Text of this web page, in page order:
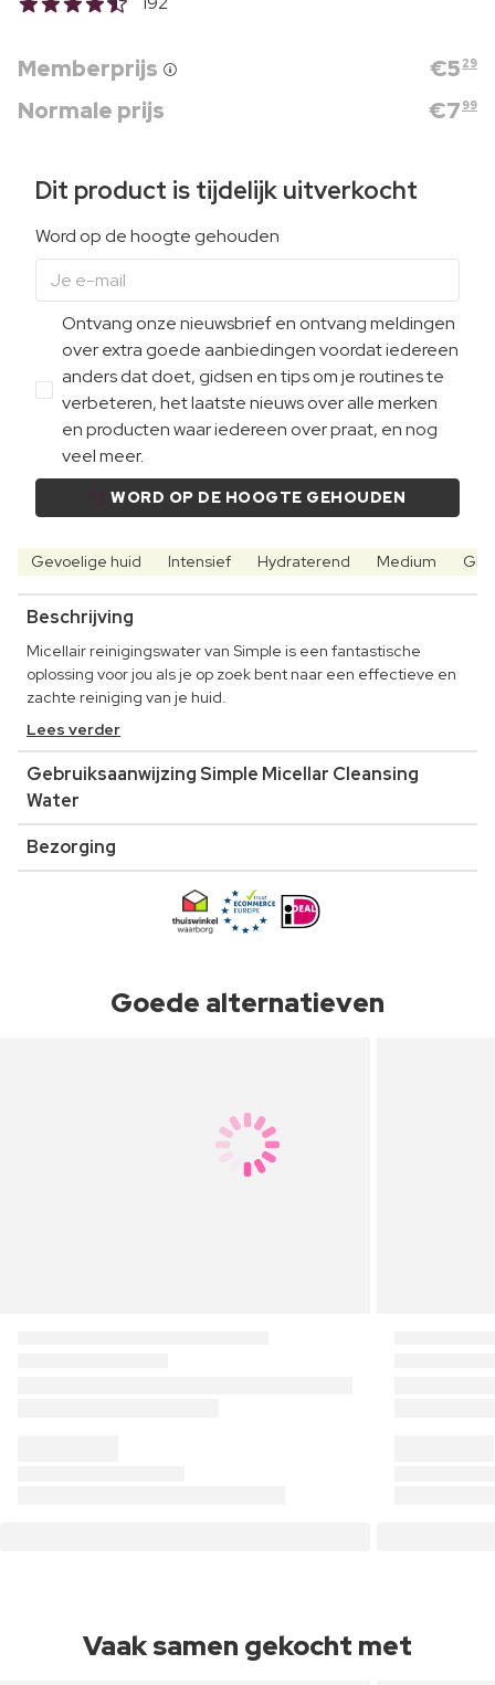
Memberprijs €5 29
Normale prijs €7 99
Dit product is tijdelijk uitverkocht
Word op de hoogte gehouden
Ontvang onze nieuwsbrief en ontvang meldingen
over extra goede aanbiedingen voordat iedereen
anders dat doet, gidsen en tips om je routines te
verbeteren, het laatste nieuws over alle merken
en producten waar iedereen over praat, en nog
veel meer.
WORD OP DE HOOGTE GEHOUDEN
Gevoelige huid Intensief Hydraterend Medium
Beschrijving
Micellair reinigingswater van Simple is een fantastische
oplossing voor jou als je op zoek bent naar een effectieve en
zachte reiniging van je huid.
Lees verder
Gebruiksaanwijzing Simple Micellar Cleansing
Water
Bezorging
Goede alternatieven
Vaak samen gekocht met